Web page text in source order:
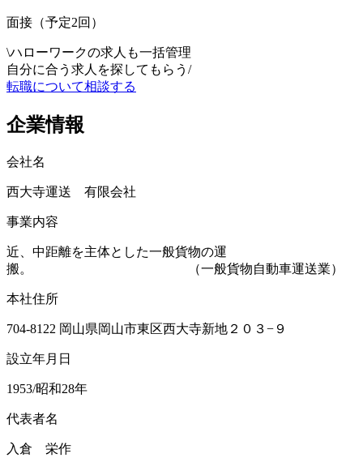
面接（予定2回）
\ハローワークの求人も一括管理
自分に合う求人を探してもらう /
転職について相談する
企業情報
会社名
西大寺運送 有限会社
事業内容
近、中距離を主体とした一般貨物の運
搬。 （一般貨物自動車運送業）
本社住所
704-8122 岡山県岡山市東区西大寺新地２０３−９
設立年月日
1953/昭和28年
代表者名
入倉 栄作